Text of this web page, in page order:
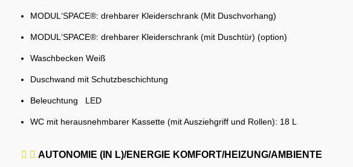
MODUL‘SPACE®: drehbarer Kleiderschrank (Mit Duschvorhang)
MODUL‘SPACE®: drehbarer Kleiderschrank (mit Duschtür) (option)
Waschbecken Weiß
Duschwand mit Schutzbeschichtung
Beleuchtung LED
WC mit herausnehmbarer Kassette (mit Ausziehgriff und Rollen): 18 L
AUTONOMIE (IN L)/ENERGIE KOMFORT/HEIZUNG/AMBIENTE